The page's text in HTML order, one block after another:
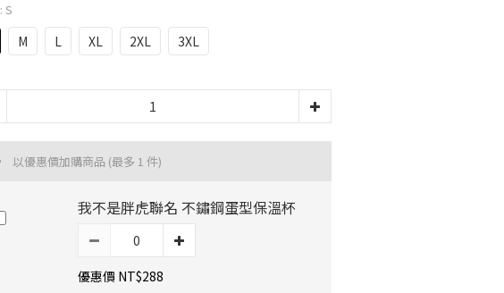
: S
M L XL 2XL 3XL
以優惠價加購商品 (最多 1 件)
我不是胖虎聯名 不鏽鋼蛋型保溫杯
優惠價 NT$288